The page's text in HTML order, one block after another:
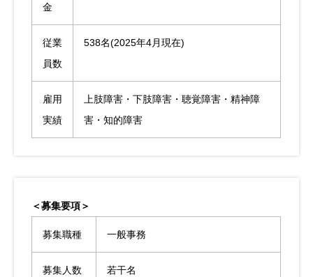
金
従業
員数
538名(2025年4月現在)
雇用
実績
上肢障害・下肢障害・聴覚障害・精神障
害・知的障害
＜募集要項＞
募集職種 一般事務
募集人数 若干名